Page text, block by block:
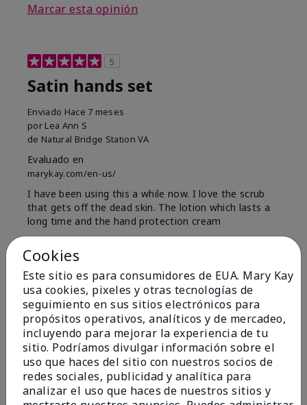
Marcar esta opinión
5
Satin hands set
Enviado Hace 7 meses
por Lea Ann S
de Natural Bridge Station VA
Evaluado en
marykay.com/en-us/
I have been using this a while now. I love the scrub
that gets off the dead skin. The lotion which lasts a
long time and the hand protection cream
Conclusión
Sí, recomendaría a un amigo
¿Le ha resultado útil esta
opinión?
15 0
Marcar esta opinión
Cookies
Este sitio es para consumidores de EUA. Mary Kay
usa cookies, pixeles y otras tecnologías de
seguimiento en sus sitios electrónicos para
propósitos operativos, analíticos y de mercadeo,
incluyendo para mejorar la experiencia de tu
sitio. Podríamos divulgar información sobre el
uso que haces del sitio con nuestros socios de
redes sociales, publicidad y analítica para
analizar el uso que haces de nuestros sitios y